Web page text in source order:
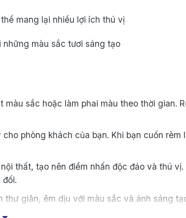
sắc hoặc làm phai màu theo thời gian.
phòng khách của bạn. Khi bạn cuốn rèm
thất, tạo nên điểm nhấn độc đáo và thú
giãn, êm dịu với màu sắc và ánh sáng